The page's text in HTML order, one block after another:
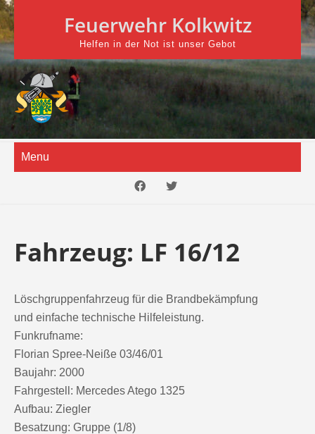
Skip
to
content
Feuerwehr Kolkwitz
Helfen in der Not ist unser Gebot
Menu
Fahrzeug: LF 16/12
Löschgruppenfahrzeug für die Brandbekämpfung
und einfache technische Hilfeleistung.
Funkrufname:
Florian Spree-Neiße 03/46/01
Baujahr: 2000
Fahrgestell: Mercedes Atego 1325
Aufbau: Ziegler
Besatzung: Gruppe (1/8)